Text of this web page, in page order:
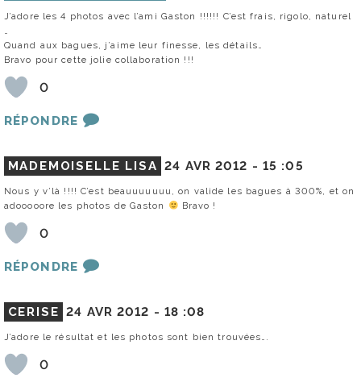
J’adore les 4 photos avec l’ami Gaston !!!!!! C’est frais, rigolo, naturel
…
Quand aux bagues, j’aime leur finesse, les détails…
Bravo pour cette jolie collaboration !!!
0
RÉPONDRE
MADEMOISELLE LISA 24 AVR 2012 - 15 :05
Nous y v’là !!!! C’est beauuuuuuu, on valide les bagues à 300%, et on
adooooore les photos de Gaston
Bravo !
0
RÉPONDRE
CERISE 24 AVR 2012 - 18 :08
J’adore le résultat et les photos sont bien trouvées….
0